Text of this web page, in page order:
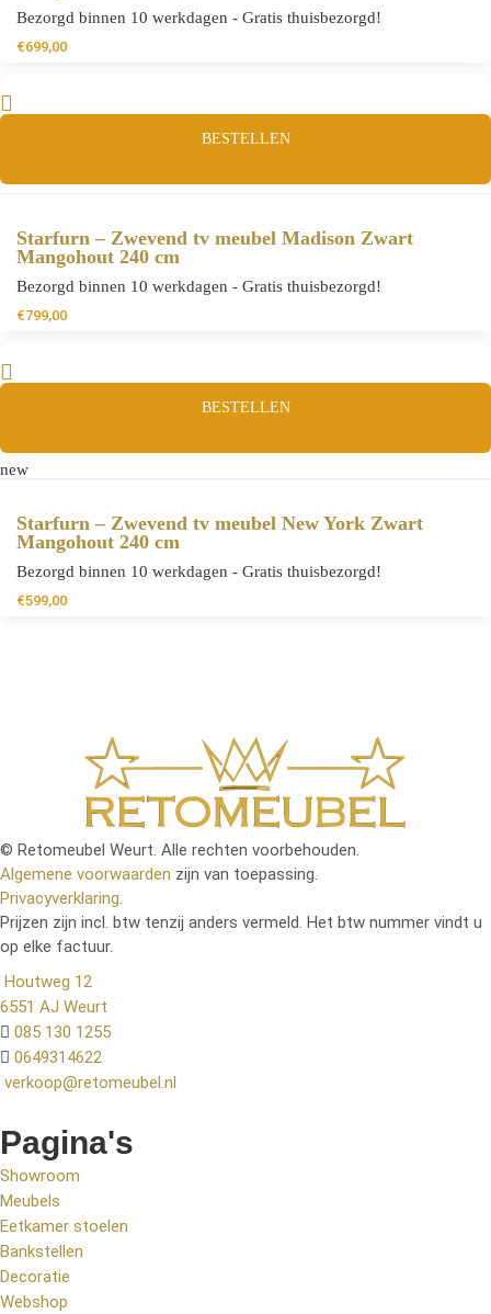
Bezorgd binnen 10 werkdagen - Gratis thuisbezorgd!
€699,00
BESTELLEN
Starfurn – Zwevend tv meubel Madison Zwart
Mangohout 240 cm
Bezorgd binnen 10 werkdagen - Gratis thuisbezorgd!
€799,00
BESTELLEN
new
Starfurn – Zwevend tv meubel New York Zwart
Mangohout 240 cm
Bezorgd binnen 10 werkdagen - Gratis thuisbezorgd!
€599,00
© Retomeubel Weurt. Alle rechten voorbehouden.
Algemene voorwaarden zijn van toepassing.
Privacyverklaring.
Prijzen zijn incl. btw tenzij anders vermeld. Het btw nummer vindt u
op elke factuur.
Houtweg 12
6551 AJ Weurt
085 130 1255
0649314622
verkoop@retomeubel.nl
Pagina's
Showroom
Meubels
Eetkamer stoelen
Bankstellen
Decoratie
Webshop